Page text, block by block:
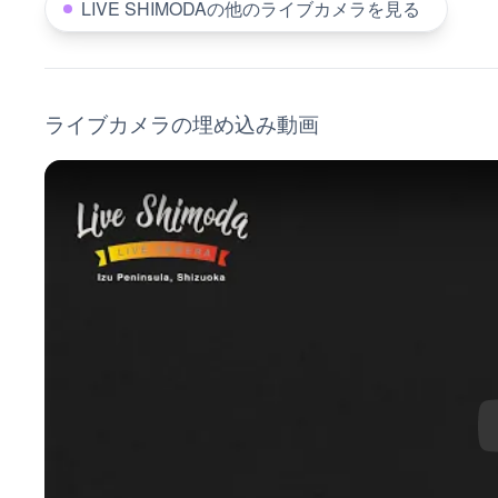
LIVE SHIMODAの他のライブカメラを見る
ライブカメラの埋め込み動画